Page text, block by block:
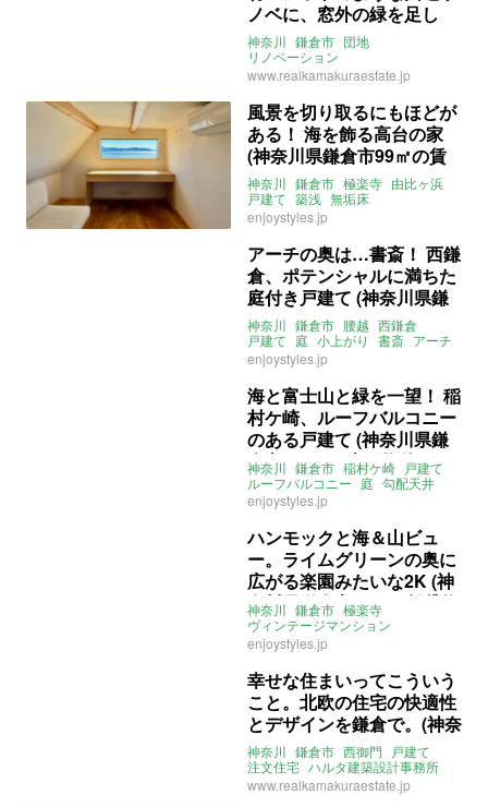
ノベに、窓外の緑を足し
て。(神奈川県鎌倉市73㎡
の賃貸物件)
神奈川 鎌倉市 団地
リノベーション
鎌倉グリーンハイツ 一人暮らし
二人暮らし 賃貸
www.realkamakuraestate.jp
風景を切り取るにもほどが
ある！ 海を飾る高台の家
(神奈川県鎌倉市99㎡の賃
貸物件)
神奈川 鎌倉市 極楽寺 由比ヶ浜
戸建て 築浅 無垢床
ルーフバルコニー
3SLDK ENJOYSTYLE
enjoystyles.jp
アーチの奥は…書斎！ 西鎌
倉、ポテンシャルに満ちた
庭付き戸建て (神奈川県鎌
倉市136㎡の売買物件)
神奈川 鎌倉市 腰越 西鎌倉
戸建て 庭 小上がり 書斎 アーチ
天窓 駐車場
enjoystyles.jp
海と富士山と緑を一望！ 稲
村ケ崎、ルーフバルコニー
のある戸建て (神奈川県鎌
倉市112㎡の売買物件)
神奈川 鎌倉市 稲村ケ崎 戸建て
ルーフバルコニー 庭 勾配天井
オーシャンビュー
サーフエントランス
ENJOYSTYLE
売買
enjoystyles.jp
ハンモックと海＆山ビュ
ー。ライムグリーンの奥に
広がる楽園みたいな2K (神
奈川県鎌倉市34㎡の賃貸物
件)
神奈川 鎌倉市 極楽寺
ヴィンテージマンション
リノベーション
ヒノキ風呂 ハンモック
enjoystyles.jp
幸せな住まいってこういう
こと。北欧の住宅の快適性
とデザインを鎌倉で。(神奈
川県鎌倉市105㎡の賃貸物
件)
神奈川 鎌倉市 西御門
戸建て
注文住宅 ハルタ建築設計事務所
Juuri 庭 2LDK 駐車スペース
鶏小屋 ペット相談可 賃貸
www.realkamakuraestate.jp